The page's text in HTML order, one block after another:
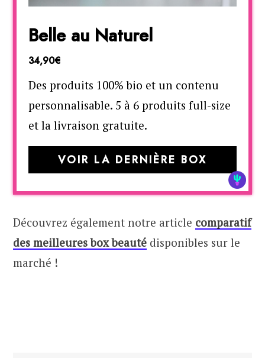
Belle au Naturel
34,90€
Des produits 100% bio et un contenu
personnalisable. 5 à 6 produits full-size
et la livraison gratuite.
VOIR LA DERNIÈRE BOX
Découvrez également notre article comparatif
des meilleures box beauté disponibles sur le
marché !